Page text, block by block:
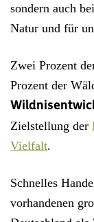
sondern auch
Natur und für
Zwei Prozent
Prozent der
Zielstellung der
Vielfalt.
Schnelles
vorhandenen